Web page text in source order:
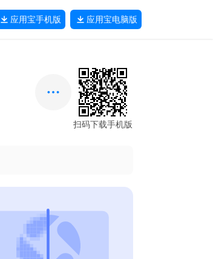
应用宝手机版 应用宝电脑版
扫码下载手机版